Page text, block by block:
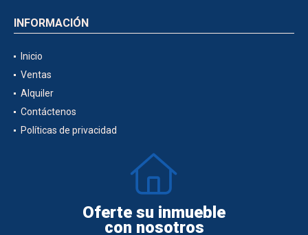
INFORMACIÓN
Inicio
Ventas
Alquiler
Contáctenos
Políticas de privacidad
Oferte su inmueble
con nosotros